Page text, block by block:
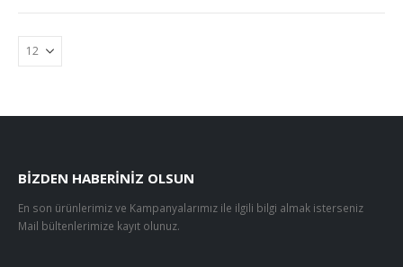
BIZDEN HABERINIZ OLSUN
En son ürünlerimiz ve Kampanyalarımız ile ilgili bilgi almak isterseniz
Mail bültenlerimize kayıt olunuz.